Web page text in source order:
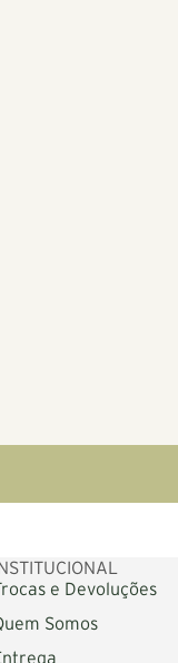
e Devoluções
Somos